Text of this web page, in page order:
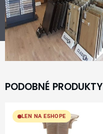
PODOBNÉ PRODUKTY
LEN NA ESHOPE